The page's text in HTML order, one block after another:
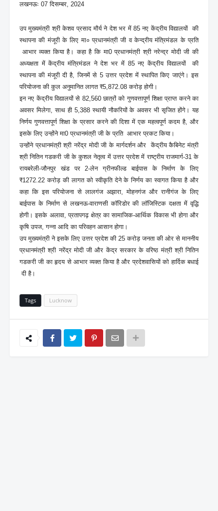
लखनऊः 07 दिसम्बर, 2024
उप मुख्यमंत्री श्री केशव प्रसाद मौर्य ने देश भर में 85 नए केंद्रीय विद्यालयों की
स्थापना की मंजूरी के लिए मा० प्रधानमंत्री जी व केन्द्रीय मंत्रिमंडल के प्रति
आभार व्यक्त किया है। कहा है कि मा0 प्रधानमंत्री श्री नरेन्द्र मोदी जी की
अध्यक्षता में केंद्रीय मंत्रिमंडल ने देश भर में 85 नए केंद्रीय विद्यालयों की
स्थापना की मंजूरी दी है, जिनमें से 5 उत्तर प्रदेश में स्थापित किए जाएंगे। इस
परियोजना की कुल अनुमानित लागत ₹5,872.08 करोड़ होगी।
इन नए केंद्रीय विद्यालयों से 82,560 छात्रों को गुणवत्तापूर्ण शिक्षा प्राप्त करने का
अवसर मिलेगा, साथ ही 5,388 स्थायी नौकरियों के अवसर भी सृजित होंगे। यह
निर्णय गुणवत्तापूर्ण शिक्षा के प्रसार करने की दिशा में एक महत्वपूर्ण कदम है, और
इसके लिए उन्होंने मा0 प्रधानमंत्री जी के प्रति आभार प्रकट किया।
उन्होंने प्रधानमंत्री श्री नरेंद्र मोदी जी के मार्गदर्शन और केंद्रीय कैबिनेट मंत्री
श्री नितिन गडकरी जी के कुशल नेतृत्व में उत्तर प्रदेश में राष्ट्रीय राजमार्ग-31 के
रायबरेली-जौनपुर खंड पर 2-लेन ग्रीनफील्ड बाईपास के निर्माण के लिए
₹1272.22 करोड़ की लागत को स्वीकृति देने के निर्णय का स्वागत किया है और
कहा कि इस परियोजना से लालगंज अझारा, मोहनगंज और रानीगंज के लिए
बाईपास के निर्माण से लखनऊ-वाराणसी कॉरिडोर की लॉजिस्टिक दक्षता में वृद्धि
होगी। इसके अलावा, प्रतापगढ़ क्षेत्र का सामाजिक-आर्थिक विकास भी होगा और
कृषि उपज, गन्ना आदि का परिवहन आसान होगा।
उप मुख्यमंत्री ने इसके लिए उत्तर प्रदेश की 25 करोड़ जनता की ओर से माननीय
प्रधानमंत्री श्री नरेंद्र मोदी जी और केंद्र सरकार के वरिष्ठ मंत्री श्री नितिन
गडकरी जी का हृदय से आभार व्यक्त किया है और प्रदेशवासियों को हार्दिक बधाई
दी है।
Tags Lucknow